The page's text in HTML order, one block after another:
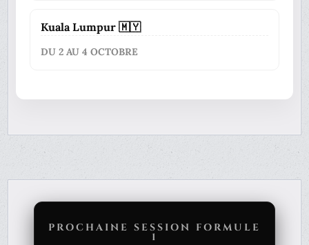
Kuala Lumpur 🇲🇾
DU 2 AU 4 OCTOBRE
PROCHAINE SESSION FORMULE
1